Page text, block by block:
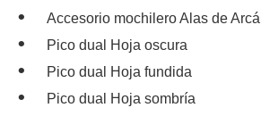
Accesorio mochilero Alas de
Pico dual Hoja oscura
Pico dual Hoja fundida
Pico dual Hoja sombría